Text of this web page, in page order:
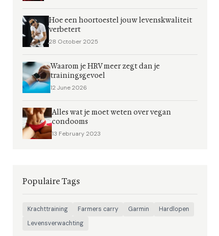
Hoe een hoortoestel jouw levenskwaliteit
verbetert
28 October 2025
Waarom je HRV meer zegt dan je
trainingsgevoel
12 June 2026
Alles wat je moet weten over vegan
condooms
13 February 2023
Populaire Tags
Krachttraining Farmers carry Garmin
Hardlopen
Levensverwachting